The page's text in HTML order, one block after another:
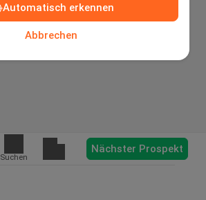
Automatisch erkennen
Abbrechen
Suchen
Nächster Prospekt